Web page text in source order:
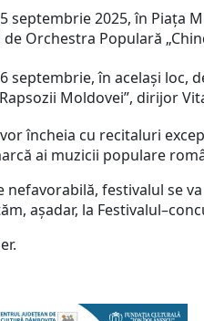
septembrie 2025, în Piața
Orchestra Populară
septembrie, în același loc,
Moldovei”, dirijor
încheia cu recitaluri
ai muzicii populare
nefavorabilă, festivalul se
la